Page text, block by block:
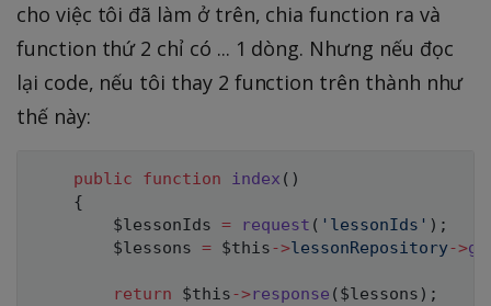
cho việc tôi đã làm ở trên, chia function ra và
function thứ 2 chỉ có ... 1 dòng. Nhưng nếu đọc
lại code, nếu tôi thay 2 function trên thành như
thế này:
public function index ( )
{
$lessonIds = request ( 'lessonIds' ) ;
$lessons = $this->lessonRepository->
return $this->response ( $lessons ) ;